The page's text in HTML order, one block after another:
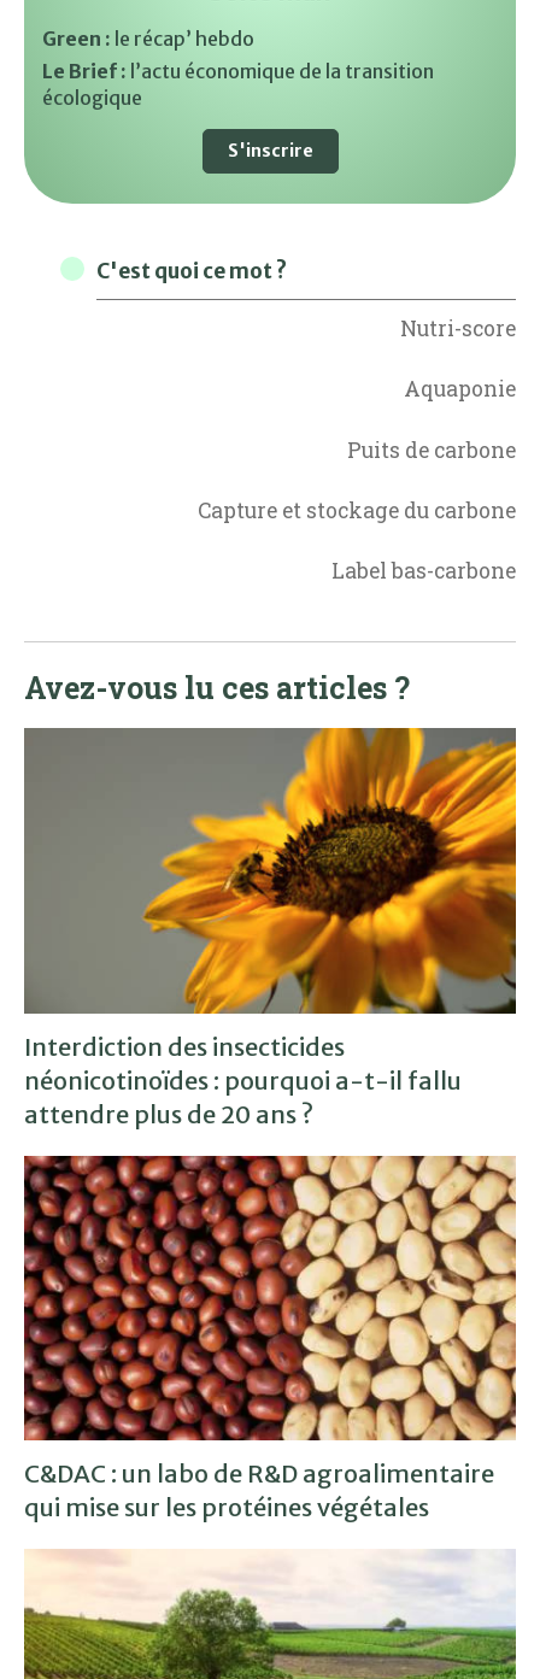
Green : le récap’ hebdo
Le Brief : l’actu économique de la transition
écologique
S'inscrire
C'est quoi ce mot ?
Nutri-score
Aquaponie
Puits de carbone
Capture et stockage du carbone
Label bas-carbone
Avez-vous lu ces articles ?
Interdiction des insecticides
néonicotinoïdes : pourquoi a-t-il fallu
attendre plus de 20 ans ?
C&DAC : un labo de R&D agroalimentaire
qui mise sur les protéines végétales